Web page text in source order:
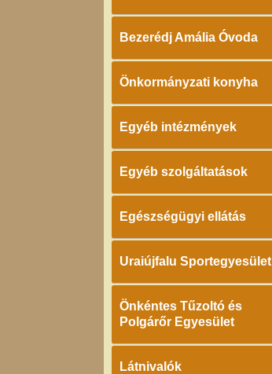
Bezerédj Amália Óvoda
Önkormányzati konyha
Egyéb intézmények
Egyéb szolgáltatások
Egészségügyi ellátás
Uraiújfalu Sportegyesület
Önkéntes Tűzoltó és
Polgárőr Egyesület
Látnivalók